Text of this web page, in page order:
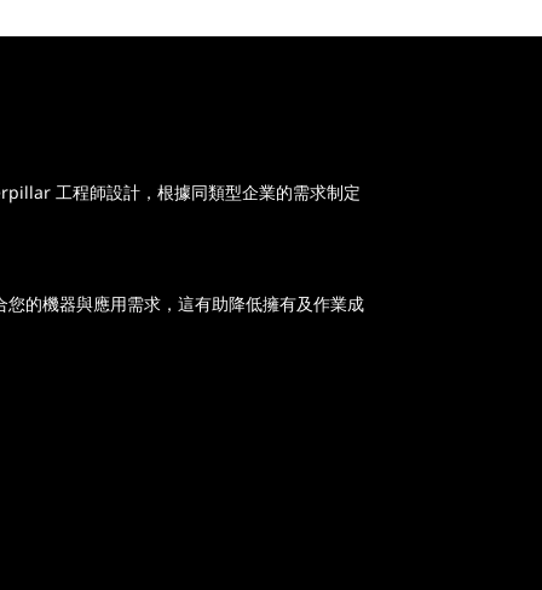
工程師設計，根據同類型企業的需求制定
的機器與應用需求，這有助降低擁有及作業成